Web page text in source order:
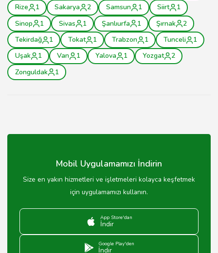
Rize
1 Sakarya 2 Samsun 1 Siirt
1
Sinop
1 Sivas 1 Şanlıurfa 1 Şırnak
2
Tekirdağ
1 Tokat 1 Trabzon 1 Tunceli
1
Uşak
1 Van 1 Yalova 1 Yozgat
2
Zonguldak
1
Mobil Uygulamamızı İndirin
Size en yakın hizmetleri ve işletmeleri kolayca keşfetmek
için uygulamamızı kullanın.
App Store'dan
İndir
Google Play'den
İndir